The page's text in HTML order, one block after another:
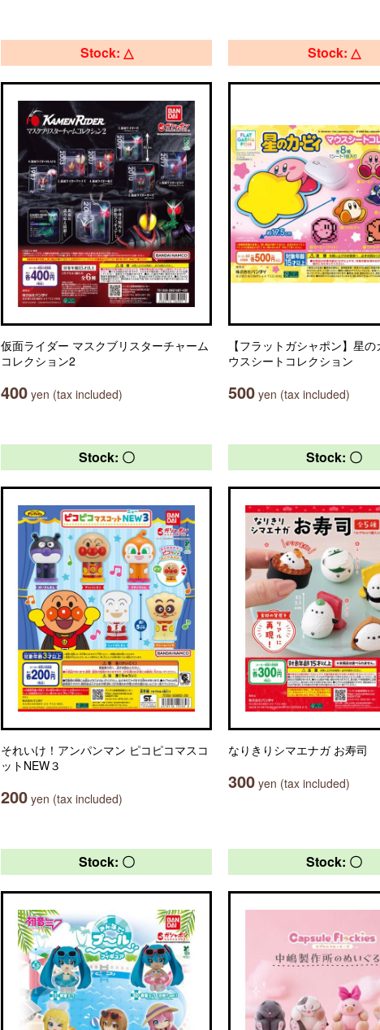
Stock: △
仮面ライダー マスクブリスターチャーム
コレクション2
400 yen (tax included)
Stock: △
【フラットガシャポン】星
ウスシートコレクション
500 yen (tax included)
Stock: 〇
それいけ！アンパンマン ピコピコマスコ
ットNEW３
200 yen (tax included)
Stock: 〇
なりきりシマエナガ お寿司
300 yen (tax included)
Stock: 〇 Stock: 〇